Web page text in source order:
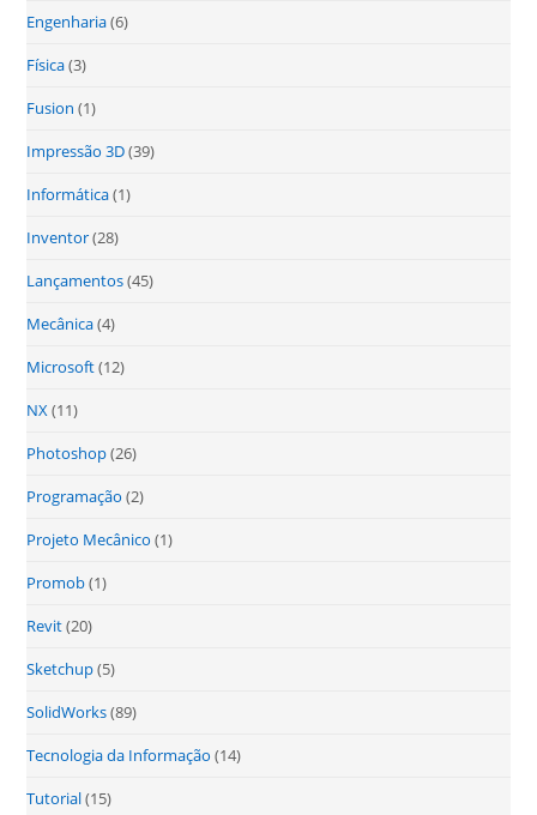
Engenharia(6)
Física(3)
Fusion (1)
Impressão 3D(39)
Informática(1)
Inventor(28)
Lançamentos(45)
Mecânica(4)
Microsoft(12)
NX(11)
Photoshop(26)
Programação (2)
Projeto Mecânico (1)
Promob(1)
Revit(20)
Sketchup(5)
SolidWorks(89)
Tecnologia da Informação (14)
Tutorial(15)